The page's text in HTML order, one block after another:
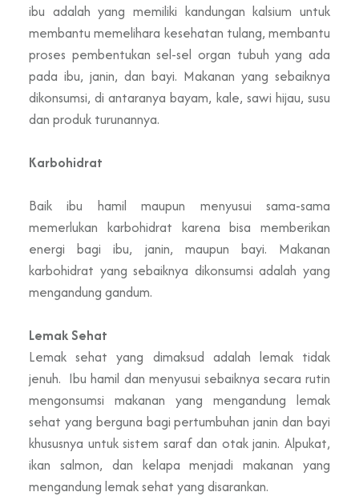
ibu adalah yang memiliki kandungan kalsium untuk
membantu memelihara kesehatan tulang, membantu
proses pembentukan sel-sel organ tubuh yang ada
pada ibu, janin, dan bayi. Makanan yang sebaiknya
dikonsumsi, di antaranya bayam, kale, sawi hijau, susu
dan produk turunannya.
Karbohidrat
Baik ibu hamil maupun menyusui sama-sama
memerlukan karbohidrat karena bisa memberikan
energi bagi ibu, janin, maupun bayi. Makanan
karbohidrat yang sebaiknya dikonsumsi adalah yang
mengandung gandum.
Lemak Sehat
Lemak sehat yang dimaksud adalah lemak tidak
jenuh. Ibu hamil dan menyusui sebaiknya secara rutin
mengonsumsi makanan yang mengandung lemak
sehat yang berguna bagi pertumbuhan janin dan bayi
khususnya untuk sistem saraf dan otak janin. Alpukat,
ikan salmon, dan kelapa menjadi makanan yang
mengandung lemak sehat yang disarankan.